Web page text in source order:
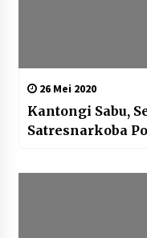
26 Mei 2020
Kantongi Sabu,
Satresnarkoba